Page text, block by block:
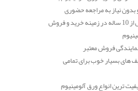
نیاز به مراجعه حضوری
5- سابقه بیش از 10 ساله در زمینه خرید و فروش
های بسیار خوب برای تمامی